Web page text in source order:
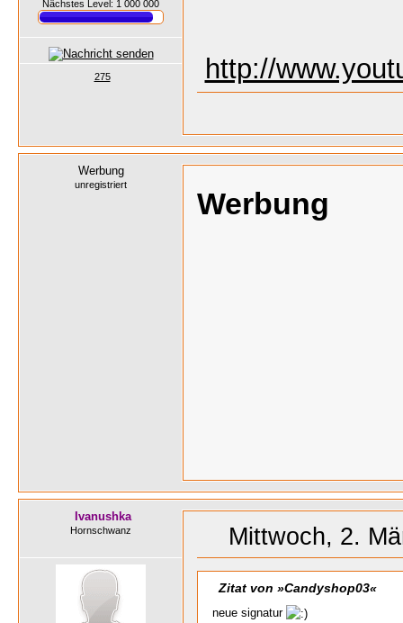
Nächstes Level: 1 000 000
275 http://
Werbung
unregistriert
Werbung
Ivanushka
Hornschwanz Mittwoch, 2.
Zitat von »Candyshop03«
neue signatur